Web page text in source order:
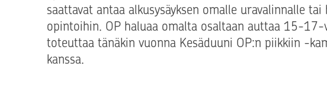
saattavat antaa alkusysäyksen omalle uravalinnalle
opintoihin. OP haluaa omalta osaltaan auttaa 15-
toteuttaa tänäkin vuonna Kesäduuni OP:n piikkiin -
kanssa.